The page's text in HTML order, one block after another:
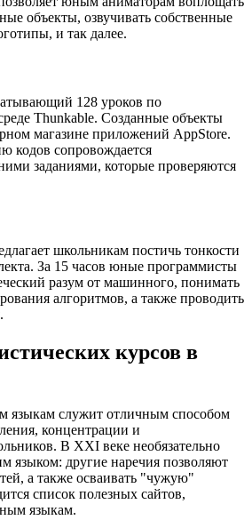
объекты, озвучивать собственные
и так далее.
128 уроков по
Thunkable. Созданные объекты
магазине приложений AppStore.
кодов сопровождается
заданиями, которые проверяются
школьникам постичь тонкости
За 15 часов юные программисты
разум от машинного, понимать
алгоритмов, а также проводить
курсов в
языкам служит отличным способом
концентрации и
В XXI веке необязательно
языком: другие наречия позволяют
а также осваивать "чужую"
список полезных сайтов,
языкам.